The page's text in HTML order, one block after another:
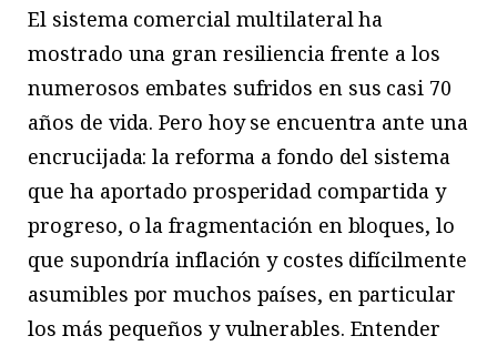
El sistema comercial multilateral ha
mostrado una gran resiliencia frente a los
numerosos embates sufridos en sus casi 70
años de vida. Pero hoy se encuentra ante una
encrucijada: la reforma a fondo del sistema
que ha aportado prosperidad compartida y
progreso, o la fragmentación en bloques, lo
que supondría inflación y costes difícilmente
asumibles por muchos países, en particular
los más pequeños y vulnerables. Entender